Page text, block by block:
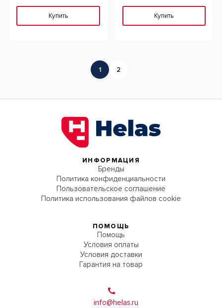
Купить Купить
1 2
ИНФОРМАЦИЯ
Бренды
Политика конфиденциальности
Пользовательское соглашение
Политика использования файлов cookie
ПОМОЩЬ
Помощь
Условия оплаты
Условия доставки
Гарантия на товар
info@helas.ru